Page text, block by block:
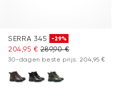
SERRA 345 -29%
204,95 € 289,90 €
30-dagen beste prijs: 204,95 €